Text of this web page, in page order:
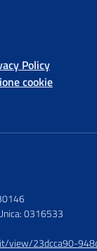
Policy
cookie
0316533
view/23dcca90-